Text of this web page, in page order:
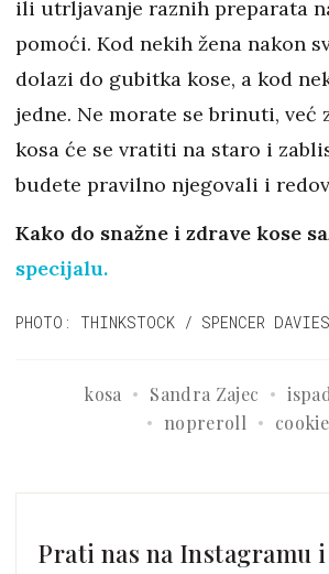
ili utrljavanje raznih preparata
pomoći. Kod nekih žena nakon
dolazi do gubitka kose, a kod
jedne. Ne morate se brinuti, već
kosa će se vratiti na staro i
budete pravilno njegovali i
Kako do snažne i zdrave kose
specijalu.
PHOTO: THINKSTOCK / SPENCER DAVIES
kosa Sandra Zajec
nopreroll
cookie
Prati nas na Instagramu